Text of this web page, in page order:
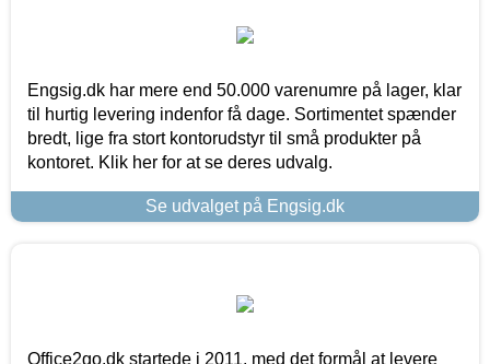
Engsig.dk har mere end 50.000 varenumre på lager, klar
til hurtig levering indenfor få dage. Sortimentet spænder
bredt, lige fra stort kontorudstyr til små produkter på
kontoret. Klik her for at se deres udvalg.
Se udvalget på Engsig.dk
Office2go.dk startede i 2011, med det formål at levere